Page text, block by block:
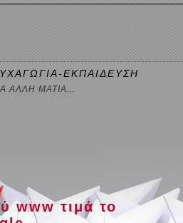
ΕΚΠΑΙΔΕΥΣΗ
ΑΛΛΗ ΜΑΤΙΑ...
www τιμά το